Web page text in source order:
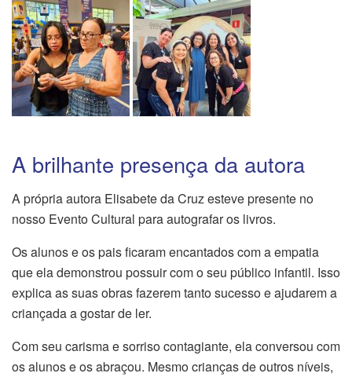
A brilhante presença da autora
A própria autora Elisabete da Cruz esteve presente no
nosso Evento Cultural para autografar os livros.
Os alunos e os pais ficaram encantados com a empatia
que ela demonstrou possuir com o seu público infantil. Isso
explica as suas obras fazerem tanto sucesso e ajudarem a
criançada a gostar de ler.
Com seu carisma e sorriso contagiante, ela conversou com
os alunos e os abraçou. Mesmo crianças de outros níveis,